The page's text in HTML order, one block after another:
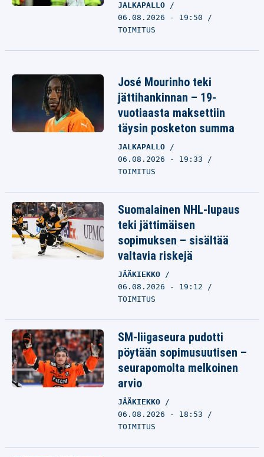
JALKAPALLO
06.08.2026 - 19:50
TOIMITUS
José Mourinho teki
jättihankinnan – 19-
vuotiaasta maksettiin
täysin posketon summa
JALKAPALLO
06.08.2026 - 19:33
TOIMITUS
Suomalainen NHL-lupaus
teki jättimäisen
sopimuksen – sisältää
valtavia riskejä
JÄÄKIEKKO
06.08.2026 - 19:12
TOIMITUS
SM-liigaseura pudotti
pöytään sopimusuutisen –
seurapomolta melkoinen
arvio
JÄÄKIEKKO
06.08.2026 - 18:53
TOIMITUS